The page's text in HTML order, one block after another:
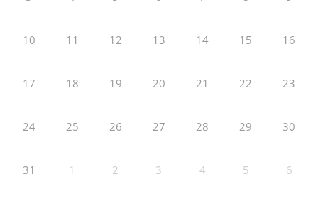
10 11 12 13 14 15 16
17 18 19 20 21 22 23
24 25 26 27 28 29 30
31 1 2 3 4 5 6